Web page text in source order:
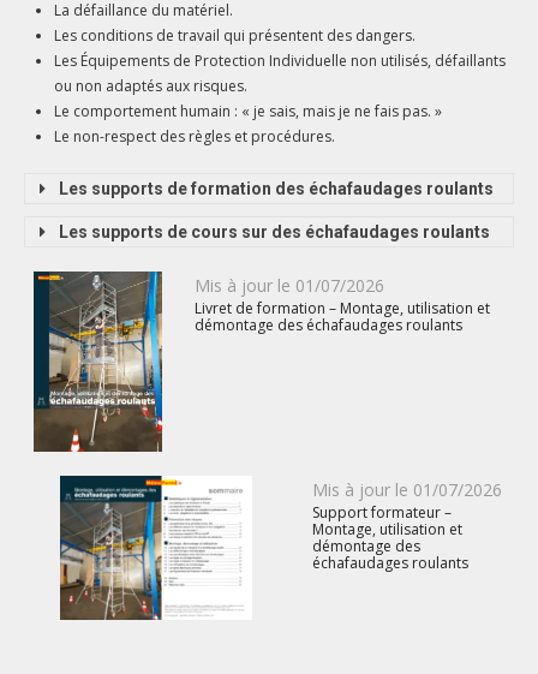
La défaillance du matériel.
Les conditions de travail qui présentent des dangers.
Les Équipements de Protection Individuelle non utilisés, défaillants
ou non adaptés aux risques.
Le comportement humain : « je sais, mais je ne fais pas. »
Le non-respect des règles et procédures.
Les supports de formation des échafaudages roulants
Les supports de cours sur des échafaudages roulants
Mis à jour le Publié
le
01/07/2026
Livret de formation – Montage, utilisation et
démontage des échafaudages roulants
Mis à jour le Publié
le
01/07/2026
Support formateur –
Montage, utilisation et
démontage des
échafaudages roulants